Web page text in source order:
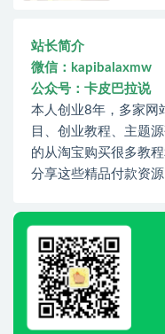
站长简介
微信：kapibalaxmw
公众号：卡皮巴拉说
本人创业8年，多家网
目、创业教程、主题
的从淘宝购买很多教
分享这些精品付款资源